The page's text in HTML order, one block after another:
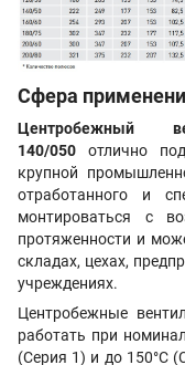
Сфера
Центробежный
140/050 отлично
крупной
отработанного и
монтироваться с
протяженности и
складах, цехах,
учреждениях.
Центробежные
работать при
(Серия 1) и до 150°C